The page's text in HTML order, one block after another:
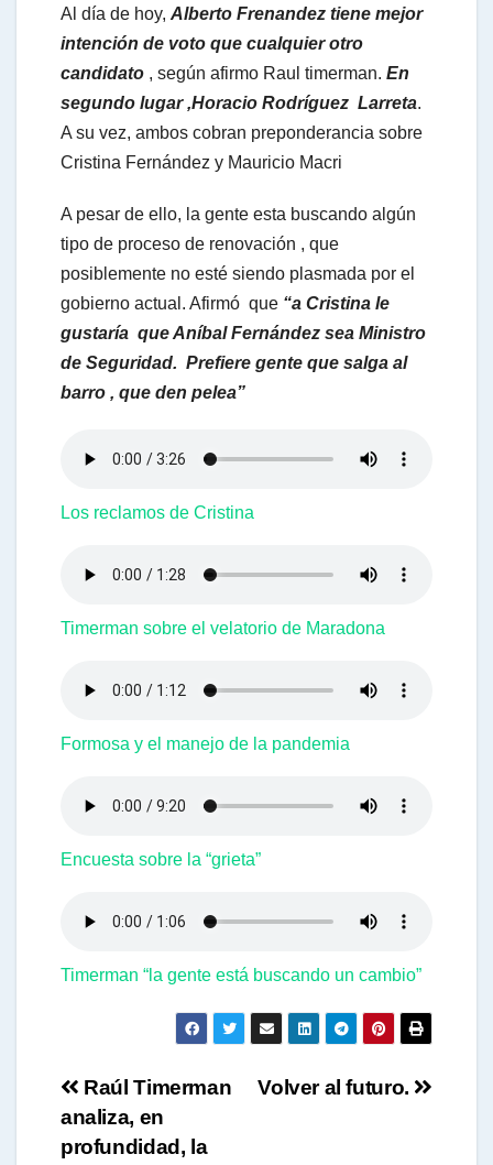
Al día de hoy, Alberto Frenandez tiene mejor
intención de voto que cualquier otro
candidato , según afirmo Raul timerman. En
segundo lugar ,Horacio Rodríguez Larreta.
A su vez, ambos cobran preponderancia sobre
Cristina Fernández y Mauricio Macri
A pesar de ello, la gente esta buscando algún
tipo de proceso de renovación , que
posiblemente no esté siendo plasmada por el
gobierno actual. Afirmó que “a Cristina le
gustaría que Aníbal Fernández sea Ministro
de Seguridad. Prefiere gente que salga al
barro , que den pelea”
Los reclamos de Cristina
Timerman sobre el velatorio de Maradona
Formosa y el manejo de la pandemia
Encuesta sobre la “grieta”
Timerman “la gente está buscando un cambio”
Navegación
de
Volver al futuro.
Raúl Timerman
analiza, en
profundidad, la